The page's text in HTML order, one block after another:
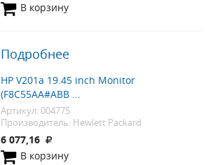
В корзину
Подробнее
HP V201a 19.45 inch Monitor
(F8C55AA#ABB ...
Артикул: 004775
Производитель: Hewlett Packard
6 077,16
В корзину